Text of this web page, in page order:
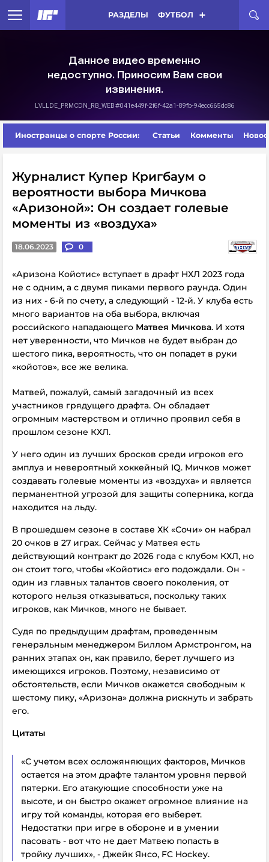
РАЗДЕЛЫ ФУТБОЛ
Иностранцы о спорте России: Статьи Комменты
Журналист Купер Кригбаум о
вероятности выбора Мичкова
«Аризоной»: Он создает голевые
моменты из «воздуха»
18.06.2023 0
«Аризона Койотис» вступает в драфт НХЛ 2023 года
не с одним, а с двумя пиками первого раунда. Один
из них - 6-й по счету, а следующий - 12-й. У клуба есть
много вариантов на оба выбора, включая
российского нападающего Матвея Мичкова. И хотя
нет уверенности, что Мичков не будет выбран до
шестого пика, вероятность, что он попадет в руки
«койотов», все же велика.
Матвей, пожалуй, самый загадочный из всех
участников грядущего драфта. Он обладает
огромным мастерством и отлично проявил себя в
прошлом сезоне КХЛ.
У него один из лучших бросков среди игроков его
амплуа и невероятный хоккейный IQ. Мичков может
создавать голевые моменты из «воздуха» и является
перманентной угрозой для защиты соперника, когда
находится на льду.
В прошедшем сезоне в составе ХК «Сочи» он набрал
20 очков в 27 играх. Сейчас у Матвея есть
действующий контракт до 2026 года с клубом КХЛ, но
он стоит того, чтобы «Койотис» его подождали. Он -
один из главных талантов своего поколения, от
которого нельзя отказываться, поскольку таких
игроков, как Мичков, много не бывает.
Судя по предыдущим драфтам, проведенным
генеральным менеджером Биллом Армстронгом, на
ранних этапах он, как правило, берет лучшего из
имеющихся игроков. Поэтому, независимо от
обстоятельств, если Мичков окажется свободным к
шестому пику, «Аризона» должна рискнуть и забрать
его.
Цитаты
«С учетом всех осложяняющих факторов, Мичков
остается на этом драфте талантом уровня первой
пятерки. Его атакующие способности уже на
высоте, и он быстро окажет огромное влияние на
игру той команды, которая его выберет.
Недостатки при игре в обороне и в умении
пасовать - вот что не дает Матвею попасть в
тройку лучших», - Джейк Янсо, FC Hockey.